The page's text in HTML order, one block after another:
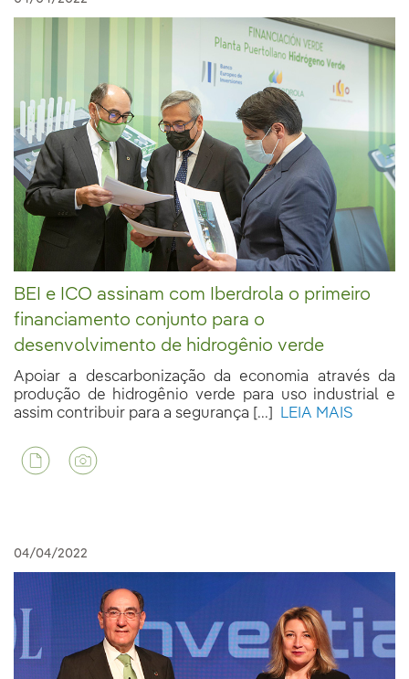
BEI e ICO assinam com Iberdrola o primeiro
financiamento conjunto para o
desenvolvimento de hidrogênio verde
Apoiar a descarbonização da economia através da
produção de hidrogênio verde para uso industrial e
assim contribuir para a segurança [...]
LEIA MAIS
04/04/2022